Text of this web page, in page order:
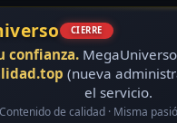
CIERRE
confianza.
(nueva
el servicio.
Contenido de calidad · Misma